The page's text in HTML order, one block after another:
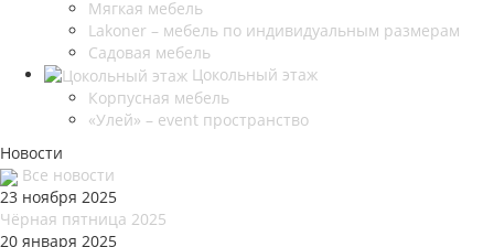
Мягкая мебель
Lakoner – мебель по индивидуальным размерам
Садовая мебель
Цокольный этаж
Корпусная мебель
«Улей» – event пространство
Новости
Все новости
23 ноября 2025
Чёрная пятница 2025
20 января 2025